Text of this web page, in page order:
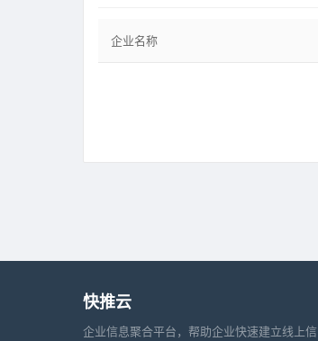
企业名称
快推云
企业信息聚合平台，帮助企业快速建立线上信